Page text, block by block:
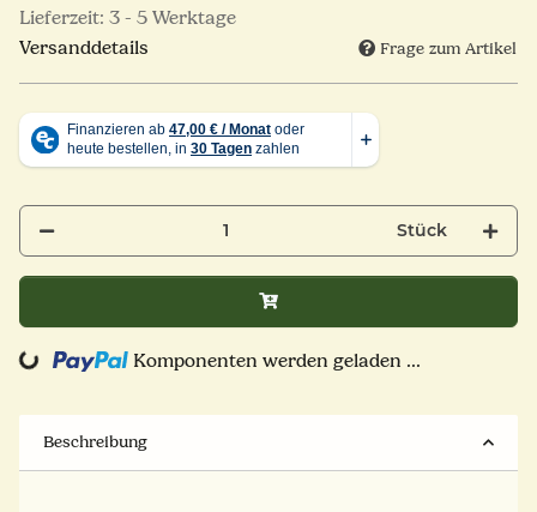
Lieferzeit: 3 - 5 Werktage
Versanddetails
Frage zum Artikel
Stück
Loading... Komponenten werden geladen ...
Beschreibung